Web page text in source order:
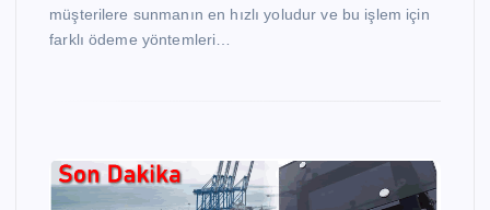
müşterilere sunmanın en hızlı yoludur ve bu işlem için
farklı ödeme yöntemleri…